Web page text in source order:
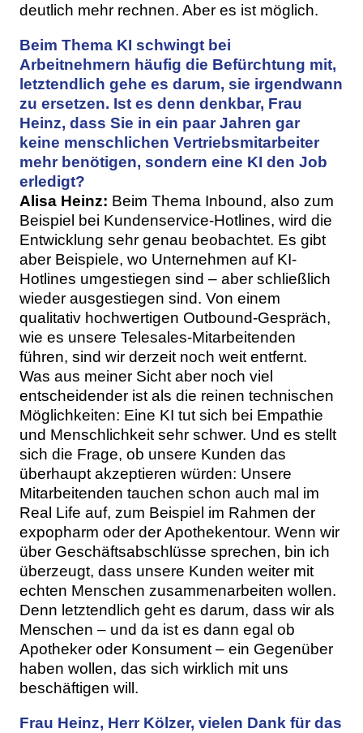
deutlich mehr rechnen. Aber es ist möglich.
Beim Thema KI schwingt bei
Arbeitnehmern häufig die Befürchtung mit,
letztendlich gehe es darum, sie irgendwann
zu ersetzen. Ist es denn denkbar, Frau
Heinz, dass Sie in ein paar Jahren gar
keine menschlichen Vertriebsmitarbeiter
mehr benötigen, sondern eine KI den Job
erledigt?
Alisa Heinz: Beim Thema Inbound, also zum
Beispiel bei Kundenservice-Hotlines, wird die
Entwicklung sehr genau beobachtet. Es gibt
aber Beispiele, wo Unternehmen auf KI-
Hotlines umgestiegen sind – aber schließlich
wieder ausgestiegen sind. Von einem
qualitativ hochwertigen Outbound-Gespräch,
wie es unsere Telesales-Mitarbeitenden
führen, sind wir derzeit noch weit entfernt.
Was aus meiner Sicht aber noch viel
entscheidender ist als die reinen technischen
Möglichkeiten: Eine KI tut sich bei Empathie
und Menschlichkeit sehr schwer. Und es stellt
sich die Frage, ob unsere Kunden das
überhaupt akzeptieren würden: Unsere
Mitarbeitenden tauchen schon auch mal im
Real Life auf, zum Beispiel im Rahmen der
expopharm oder der Apothekentour. Wenn wir
über Geschäftsabschlüsse sprechen, bin ich
überzeugt, dass unsere Kunden weiter mit
echten Menschen zusammenarbeiten wollen.
Denn letztendlich geht es darum, dass wir als
Menschen – und da ist es dann egal ob
Apotheker oder Konsument – ein Gegenüber
haben wollen, das sich wirklich mit uns
beschäftigen will.
Frau Heinz, Herr Kölzer, vielen Dank für das